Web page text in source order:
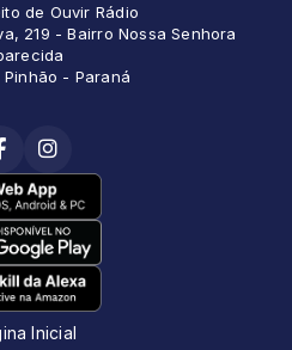
de Ouvir Rádio
219 - Bairro Nossa Senhora
- Paraná
Inicial